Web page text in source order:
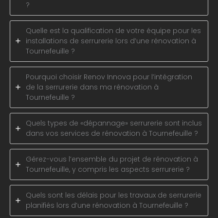
?
Quelle est la qualification de votre équipe pour les
installations de serrurerie lors d’une rénovation à
Tournefeuille ?
Pourquoi choisir Renov Innova pour l’intégration
de la serrurerie dans ma rénovation à
Tournefeuille ?
Quels types de «dépannage» serrurerie sont inclus
dans vos services de rénovation à Tournefeuille ?
Gérez-vous l’ensemble du projet de rénovation à
Tournefeuille, y compris les aspects serrurerie ?
Quels sont les délais pour les travaux de serrurerie
planifiés lors d’une rénovation à Tournefeuille ?